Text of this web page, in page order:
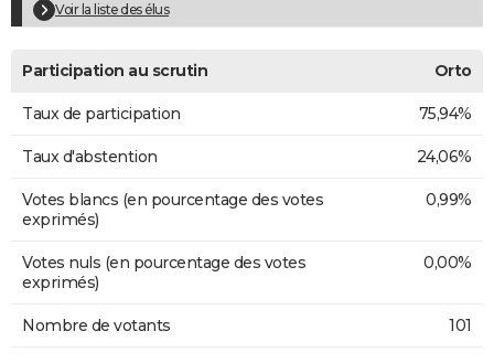
S'inscrire
Se connecter
Lycées
Collèges
Primaires
Universités
Entreprises
Service militaire
Avis de recherche
AVIS DE DÉCÈS
FORUM
Voir la liste des élus
Participation au scrutin Orto
Taux de participation 75,94%
Taux d'abstention 24,06%
Votes blancs (en pourcentage des votes
exprimés)
0,99%
Votes nuls (en pourcentage des votes
exprimés)
0,00%
Nombre de votants 101